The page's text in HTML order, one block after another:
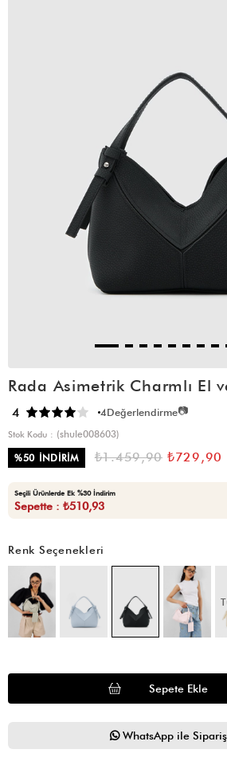
Rada Asimetrik Charmlı El
4 4Değerlendirme📷
Stok Kodu
(shule008603)
%50 İNDIRIM ₺1.459,90 ₺729,90
Seçili Ürünlerde Ek %30 İndirim
Sepette : ₺510,93
Renk Seçenekleri
WhatsApp ile